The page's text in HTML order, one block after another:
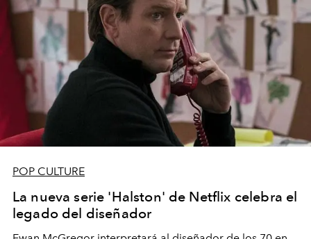
POP CULTURE
La nueva serie 'Halston' de Netflix celebra el
legado del diseñador